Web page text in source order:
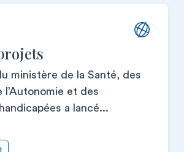
ministère de la Santé, des
l’Autonomie et des
a lancé...